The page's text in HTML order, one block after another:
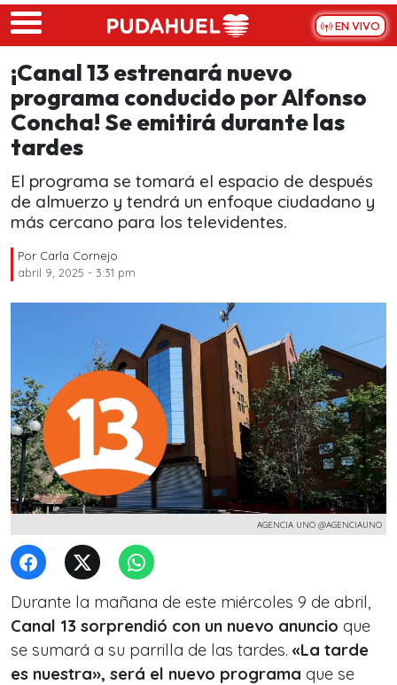
Skip to main content
EN VIVO
¡Canal 13 estrenará nuevo
programa conducido por Alfonso
Concha! Se emitirá durante las
tardes
El programa se tomará el espacio de después
de almuerzo y tendrá un enfoque ciudadano y
más cercano para los televidentes.
Por Carla Cornejo
abril 9, 2025 - 3:31 pm
AGENCIA UNO @AGENCIAUNO
Durante la mañana de este miércoles 9 de abril,
Canal 13 sorprendió con un nuevo anuncio que
se sumará a su parrilla de las tardes. «La tarde
es nuestra», será el nuevo programa que se